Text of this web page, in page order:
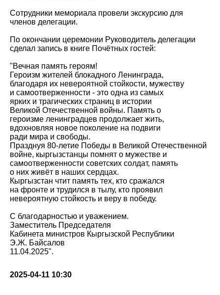
Сотрудники мемориала провели экскурсию для
членов делегации.
По окончании церемонии Руководитель делегации
сделал запись в книге Почётных гостей:
"Вечная память героям!
Героизм жителей блокадного Ленинграда,
благодаря их невероятной стойкости, мужеству
и самоотверженности - это одна из самых
ярких и трагических страниц в истории
Великой Отечественной войны. Память о
героизме ленинградцев продолжает жить,
вдохновляя новое поколение на подвиги
ради мира и свободы.
Празднуя 80-летие Победы в Великой Отечественной
войне, кыргызстанцы помнят о мужестве и
самоотверженности советских солдат, память
о них живёт в наших сердцах.
Кыргызстан чтит память тех, кто сражался
на фронте и трудился в тылу, кто проявил
невероятную стойкость и веру в победу.
С благодарностью и уважением.
Заместитель Председателя
Кабинета министров Кыргызской Республики
Э.Ж. Байсалов
11.04.2025".
2025-04-11 10:30